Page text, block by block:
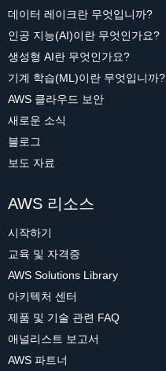
데이터 레이크란 무엇입니까?
인공 지능(AI)이란 무엇인가요?
생성형 AI란 무엇인가요?
기계 학습(ML)이란 무엇입니까?
AWS 클라우드 보안
새로운 소식
블로그
보도 자료
AWS 리소스
시작하기
교육 및 자격증
AWS Solutions Library
아키텍처 센터
제품 및 기술 관련 FAQ
애널리스트 보고서
AWS 파트너